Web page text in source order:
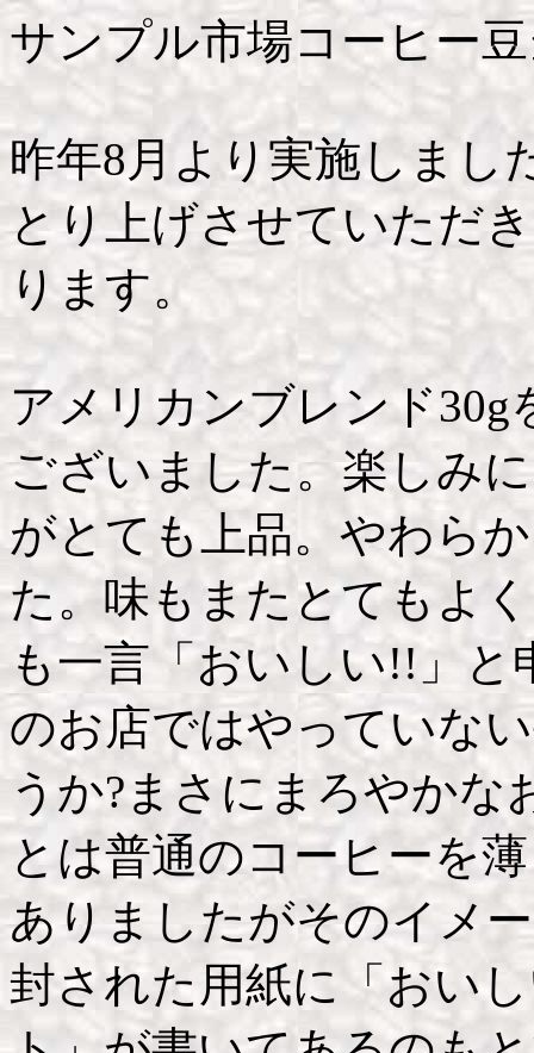
サンプル市場コーヒー
昨年8月より実施しまし
とり上げさせていただ
ります。
アメリカンブレンド
ございました。楽しみ
がとても上品。やわら
た。味もまたとてもよ
も一言「おいしい!!」
のお店ではやっていな
うか?まさにまろやかな
とは普通のコーヒーを
ありましたがそのイメ
封された用紙に「おい